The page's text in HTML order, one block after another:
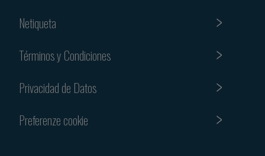
Netiqueta
Términos y Condiciones
Privacidad de Datos
Preferenze cookie